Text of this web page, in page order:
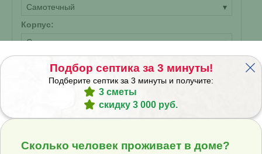
Самотечный
▾
Корпус:
Стандарт
▾
379 450 ₽
Купить
Получить скидку Смета на монтаж
Септик Гринлос Аэро 25 Пр Миди
Подбор септика за 3 минуты!
Подберите септик за 3 минуты и получите:
3 сметы
скидку 3 000 руб.
Сколько человек проживает в доме?